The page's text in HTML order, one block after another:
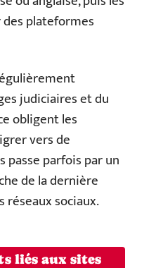
plateformes
judiciaires et du
obligent les
vers de
passe parfois par un
de la dernière
réseaux sociaux.
liés aux sites